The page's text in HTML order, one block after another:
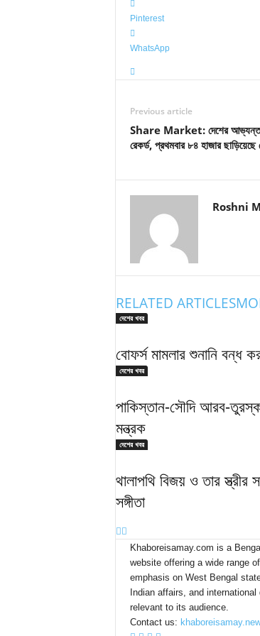
Pinterest
WhatsApp
Previous article
Share Market: দেশের
রেকর্ড, প্রথমবার ৮৪ হাজার ছাড়িয়েছে
Roshni
RELATED ARTICLES
দেশের খবর
বোফর্স মামলার শুনানি বন্ধ
দেশের খবর
পাকিস্তান-সৌদি আরব-তুরস্ক
মন্ত্রক
দেশের খবর
থালাপথি বিজয় ও তার
সঙ্গীতা
Khaboreisamay.com is a
website offering a wide range
emphasis on West Bengal
Indian affairs, and international
relevant to its audience.
Contact us: